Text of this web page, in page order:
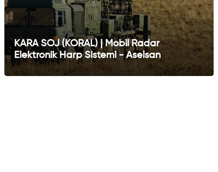
KARA SOJ (KORAL) | Mobil Radar
Elektronik Harp Sistemi - Aselsan